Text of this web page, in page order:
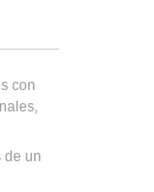
con
de un